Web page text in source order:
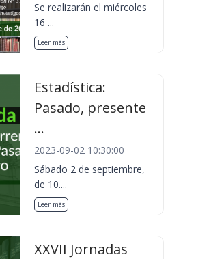
Se realizarán el miércoles
16 ...
Leer más
Estadística:
Pasado, presente
...
2023-09-02 10:30:00
Sábado 2 de septiembre,
de 10....
Leer más
XXVII Jornadas